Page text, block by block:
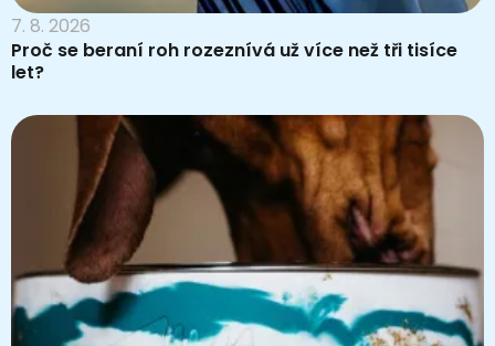
7. 8. 2026
Proč se beraní roh rozeznívá už více než tři tisíce
let?